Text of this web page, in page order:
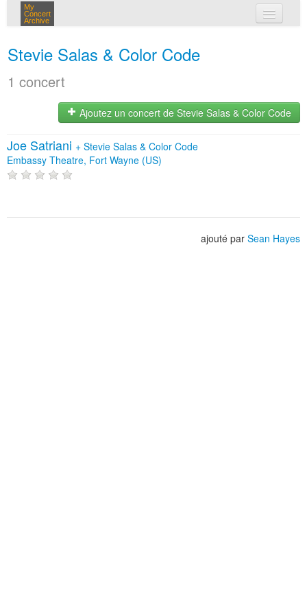
My
Concert
Archive
Stevie Salas & Color Code
1 concert
Ajoutez un concert de Stevie Salas & Color Code
Joe Satriani + Stevie Salas & Color Code
Embassy Theatre, Fort Wayne (US)
ajouté par Sean Hayes